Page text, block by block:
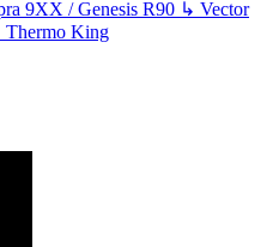
9XX / Genesis R90 ↳ Vector
Thermo King